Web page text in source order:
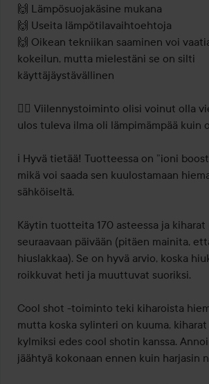
🙌 Lämpösuojakäsine mukana
🙌 Useita lämpötilavaihtoehtoja
🙌 Oikean tekniikan saaminen voi
kokeilun, mutta mielestäni se on silti
käyttäjäystävällinen
🙅‍♀️ Viilennystoiminto olisi voinut olla
ulos tuleva ilma oli lämpimämpää kuin
ℹ️ Hyvä tietää! Tuotteessa on ”ioni
mikä voi saada sen kuulostamaan
sähköiseltä.
Käytin tuotteita 170 asteessa ja kiharat
seuraavaan päivään (pitäen mainita,
hiuslakkaa). Se on hyvä arvio, koska
roikkuvat heti ja muuttuvat suoriksi.
Cool shot -toiminto teki kiharoista
mutta koska sylinteri on kuuma,
kylmiksi edes cool shotin kanssa.
jäähtyä kokonaan ennen kuin harjasin